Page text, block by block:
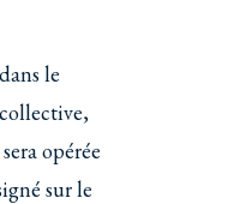
le
opérée
sur le